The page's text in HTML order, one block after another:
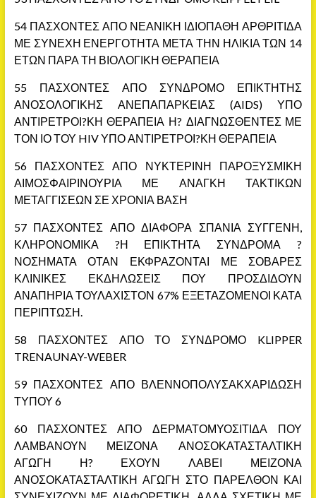
54 ΠΑΣΧΟΝΤΕΣ ΑΠΟ ΝΕΑΝΙΚΗ ΙΔΙΟΠΑΘΗ ΑΡΘΡΙΤΙΔΑ
ΜΕ ΣΥΝΕΧΗ ΕΝΕΡΓΟΤΗΤΑ ΜΕΤΑ ΤΗΝ ΗΛΙΚΙΑ ΤΩΝ 14
ΕΤΩΝ ΠΑΡΑ ΤΗ ΒΙΟΛΟΓΙΚΗ ΘΕΡΑΠΕΙΑ
55 ΠΑΣΧΟΝΤΕΣ ΑΠΟ ΣΥΝΔΡΟΜΟ ΕΠΙΚΤΗΤΗΣ
ΑΝΟΣΟΛΟΓΙΚΗΣ ΑΝΕΠΑΠΑΡΚΕΙΑΣ (AIDS) ΥΠΟ
ΑΝΤΙΡΕΤΡΟΙ?ΚΗ ΘΕΡΑΠΕΙΑ Η? ΔΙΑΓΝΩΣΘΕΝΤΕΣ ΜΕ
ΤΟΝ ΙΟ ΤΟΥ HIV ΥΠΟ ΑΝΤΙΡΕΤΡΟΙ?ΚΗ ΘΕΡΑΠΕΙΑ
56 ΠΑΣΧΟΝΤΕΣ ΑΠΟ ΝΥΚΤΕΡΙΝΗ ΠΑΡΟΞΥΣΜΙΚΗ
ΑΙΜΟΣΦΑΙΡΙΝΟΥΡΙΑ ΜΕ ΑΝΑΓΚΗ ΤΑΚΤΙΚΩΝ
ΜΕΤΑΓΓΙΣΕΩΝ ΣΕ ΧΡΟΝΙΑ ΒΑΣΗ
57 ΠΑΣΧΟΝΤΕΣ ΑΠΟ ΔΙΑΦΟΡΑ ΣΠΑΝΙΑ ΣΥΓΓΕΝΗ,
ΚΛΗΡΟΝΟΜΙΚΑ ?Η ΕΠΙΚΤΗΤΑ ΣΥΝΔΡΟΜΑ ?
ΝΟΣΗΜΑΤΑ ΟΤΑΝ ΕΚΦΡΑΖΟΝΤΑΙ ΜΕ ΣΟΒΑΡΕΣ
ΚΛΙΝΙΚΕΣ ΕΚΔΗΛΩΣΕΙΣ ΠΟΥ ΠΡΟΣΔΙΔΟΥΝ
ΑΝΑΠΗΡΙΑ ΤΟΥΛΑΧΙΣΤΟΝ 67% ΕΞΕΤΑΖΟΜΕΝΟΙ ΚΑΤΑ
ΠΕΡΙΠΤΩΣΗ.
58 ΠΑΣΧΟΝΤΕΣ ΑΠΟ ΤΟ ΣΥΝΔΡΟΜΟ KLIPPER
TRENAUNAY-WEBER
59 ΠΑΣΧΟΝΤΕΣ ΑΠΟ ΒΛΕΝΝΟΠΟΛΥΣΑΚΧΑΡΙΔΩΣΗ
ΤΥΠΟΥ 6
60 ΠΑΣΧΟΝΤΕΣ ΑΠΟ ΔΕΡΜΑΤΟΜΥΟΣΙΤΙΔΑ ΠΟΥ
ΛΑΜΒΑΝΟΥΝ ΜΕΙΖΟΝΑ ΑΝΟΣΟΚΑΤΑΣΤΑΛΤΙΚΗ
ΑΓΩΓΗ Η? ΕΧΟΥΝ ΛΑΒΕΙ ΜΕΙΖΟΝΑ
ΑΝΟΣΟΚΑΤΑΣΤΑΛΤΙΚΗ ΑΓΩΓΗ ΣΤΟ ΠΑΡΕΛΘΟΝ ΚΑΙ